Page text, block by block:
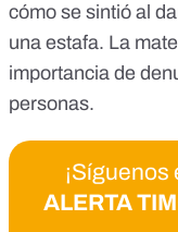
cómo se sintió al
una estafa. La
importancia de
personas.
¡Síguenos
ALERTA